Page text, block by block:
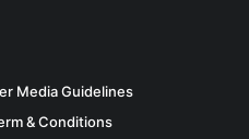
Media Guidelines
& Conditions